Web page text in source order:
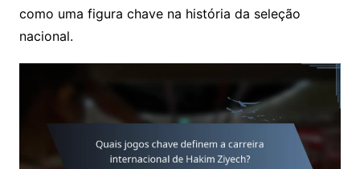
como uma figura chave na história da seleção
nacional.